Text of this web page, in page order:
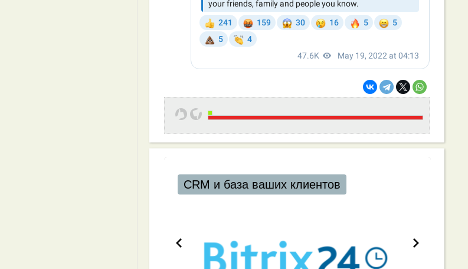
CRM и база ваших клиентов